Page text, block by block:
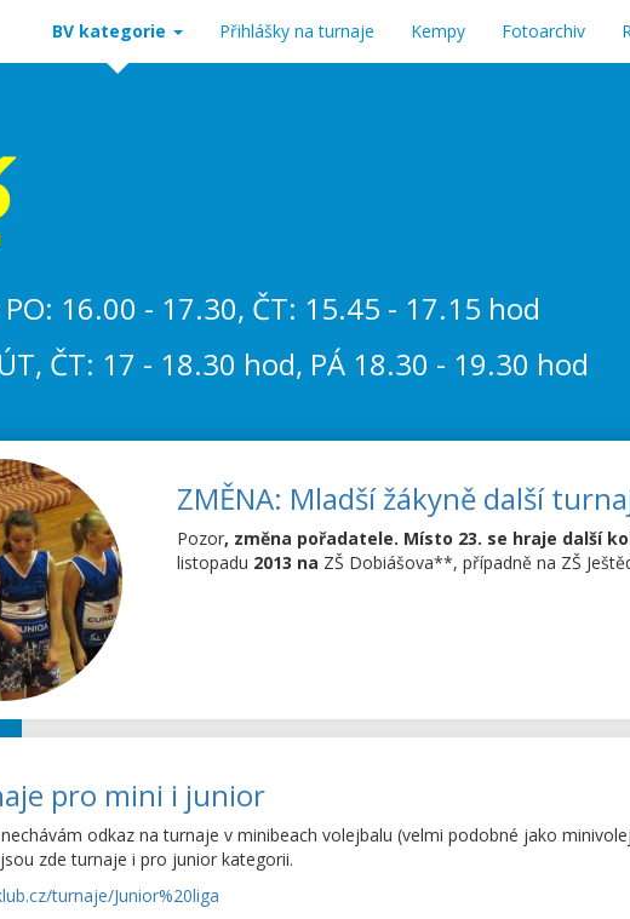
BV kategorie Přihlášky na turnaje Kempy Fotoarchiv
16.00 - 17.30, ČT: 15.45 - 17.15 hod
ČT: 17 - 18.30 hod, PÁ 18.30 - 19.30 hod
ZMĚNA: Mladší žákyně další
Pozor, změna pořadatele. Místo 23. se hraje další
listopadu 2013 na ZŠ Dobiášova**, případně na ZŠ
pro mini i junior
odkaz na turnaje v minibeach volejbalu (velmi podobné jako
zde turnaje i pro junior kategorii.
turnaje/Junior%20liga